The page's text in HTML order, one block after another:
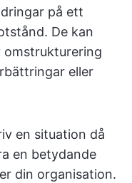
på ett
De kan
omstrukturering
eller
en situation då
en betydande
din organisation.